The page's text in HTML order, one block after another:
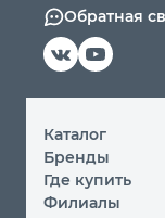
Обратная
Каталог
Бренды
Где купить
Филиалы